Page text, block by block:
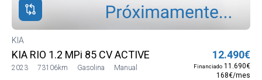
KIA
KIA RIO 1.2 MPi 85 CV ACTIVE
2023 73106km Gasolina Manual
12.490€
Financiado 11.690€
168€/mes